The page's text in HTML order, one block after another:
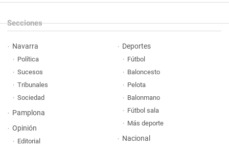
Secciones
Navarra
Política
Sucesos
Tribunales
Sociedad
Pamplona
Opinión
Editorial
Deportes
Fútbol
Baloncesto
Pelota
Balonmano
Fútbol sala
Más deporte
Nacional